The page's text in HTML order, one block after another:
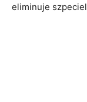
eliminuje